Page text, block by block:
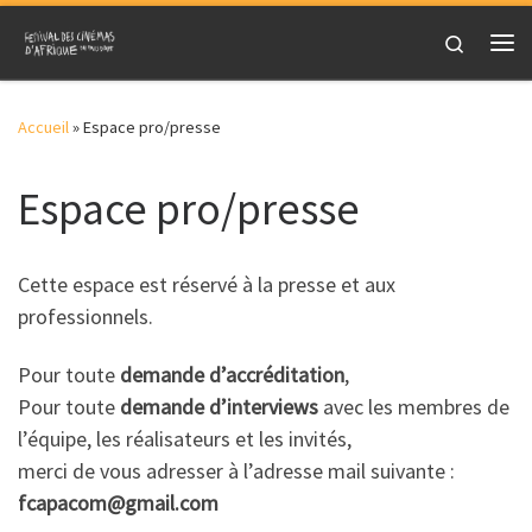
Skip to content
Search
Accueil»Espace pro/presse
Espace pro/presse
Cette espace est réservé à la presse et aux
professionnels.
Pour toute demande d’accréditation,
Pour toute demande d’interviews avec les membres de
l’équipe, les réalisateurs et les invités,
merci de vous adresser à l’adresse mail suivante :
fcapacom@gmail.com